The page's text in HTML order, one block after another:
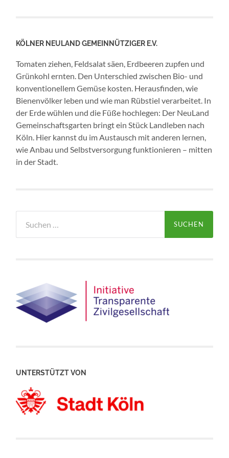
KÖLNER NEULAND GEMEINNÜTZIGER E.V.
Tomaten ziehen, Feldsalat säen, Erdbeeren zupfen und
Grünkohl ernten. Den Unterschied zwischen Bio- und
konventionellem Gemüse kosten. Herausfinden, wie
Bienenvölker leben und wie man Rübstiel verarbeitet. In
der Erde wühlen und die Füße hochlegen: Der NeuLand
Gemeinschaftsgarten bringt ein Stück Landleben nach
Köln. Hier kannst du im Austausch mit anderen lernen,
wie Anbau und Selbstversorgung funktionieren – mitten
in der Stadt.
nach:
UNTERSTÜTZT VON